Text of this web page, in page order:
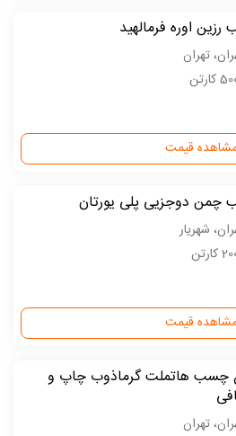
اوره فرمالهید
تهران
قیمت
دوجزیی پلی یورتان
شهریار
قیمت
چسب هاتملت گرماذوب چاپ و
تهران